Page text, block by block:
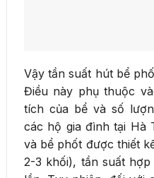
Vậy tần suất hút bể
Điều này phụ thuộc
tích của bể và số
các hộ gia đình tại Hà
và bể phốt được thiết
2-3 khối), tần suất